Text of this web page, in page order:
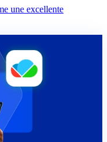
une excellente